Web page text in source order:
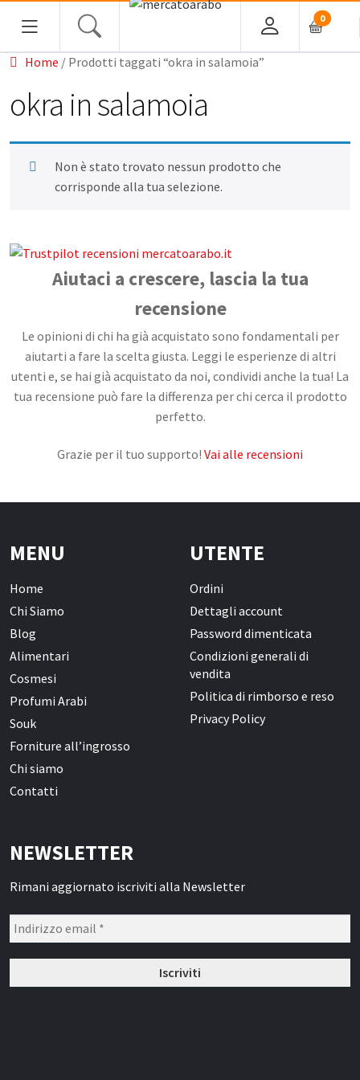
0
Home
Alimentari
Halawa/Halva
Confetture, Miele, Melasse e Creme
Spalmabili
Snack Salati e Aperitivi
Burri e Oli naturali
Make up
Profumi Arabi
Profumi per il corpo
Profumi per l'Ambiente
Profumi in Olio Roll-on
Home / Prodotti taggati “okra in salamoia”
okra in salamoia
Non è stato trovato nessun prodotto che
corrisponde alla tua selezione.
Aiutaci a crescere, lascia la tua
recensione
Le opinioni di chi ha già acquistato sono fondamentali per
aiutarti a fare la scelta giusta. Leggi le esperienze di altri
utenti e, se hai già acquistato da noi, condividi anche la tua! La
tua recensione può fare la differenza per chi cerca il prodotto
perfetto.
Grazie per il tuo supporto! Vai alle recensioni
MENU
Home
Chi Siamo
Blog
Alimentari
Cosmesi
Profumi Arabi
Souk
Forniture all’ingrosso
Chi siamo
Contatti
UTENTE
Ordini
Dettagli account
Password dimenticata
Condizioni generali di
vendita
Politica di rimborso e reso
Privacy Policy
NEWSLETTER
Rimani aggiornato iscriviti alla Newsletter